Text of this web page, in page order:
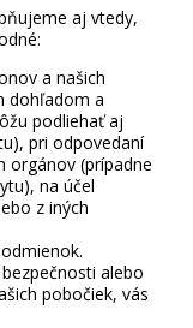
aj vtedy,
a našich
dohľadom a
podliehať aj
pri odpovedaní
orgánov (prípadne
na účel
z iných
alebo
pobočiek, vás